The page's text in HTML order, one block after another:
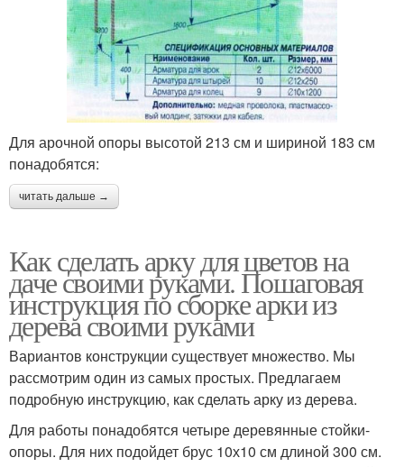
Для арочной опоры высотой 213 см и шириной 183 см
понадобятся:
читать дальше →
Как сделать арку для цветов на
даче своими руками. Пошаговая
инструкция по сборке арки из
дерева своими руками
Вариантов конструкции существует множество. Мы
рассмотрим один из самых простых. Предлагаем
подробную инструкцию, как сделать арку из дерева.
Для работы понадобятся четыре деревянные стойки-
опоры. Для них подойдет брус 10х10 см длиной 300 см.